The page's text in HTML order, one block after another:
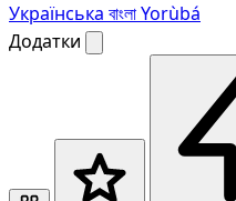
Українська বাংলাYorùbá
Додатки